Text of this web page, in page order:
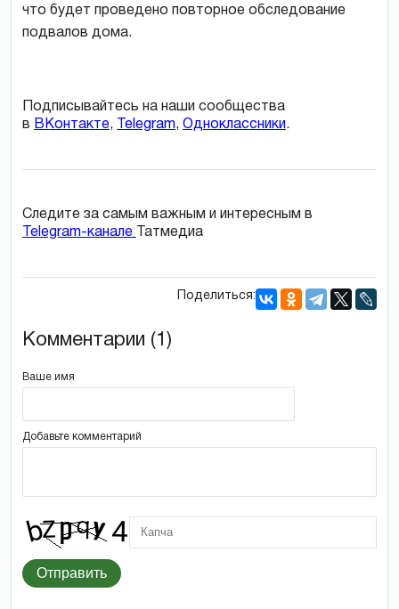
что будет проведено повторное обследование
подвалов дома.
Подписывайтесь на наши сообщества
в ВКонтакте, Telegram, Одноклассники.
Следите за самым важным и интересным в
Telegram-канале
Татмедиа
Поделиться:
Комментарии (1)
Ваше имя
Добавьте комментарий
Отправить